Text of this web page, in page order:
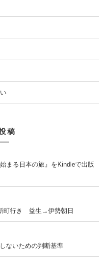
稿
まる日本の旅』をKindleで出版
町行き 益生→伊勢朝日
ないための判断基準